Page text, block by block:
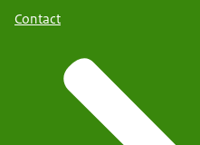
Contact